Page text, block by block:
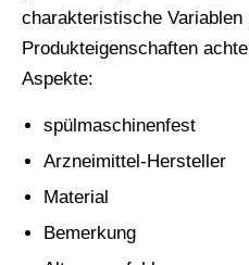
charakteristische
Produkteigenschaften
Aspekte:
spülmaschinenfest
Arzneimittel-Hersteller
Material
Bemerkung